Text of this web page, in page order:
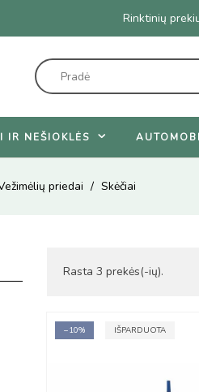
IR NEŠIOKLĖS
priedai Skėčiai
Rasta 3 prekės(-ių).
−10% IŠPARDUOTA